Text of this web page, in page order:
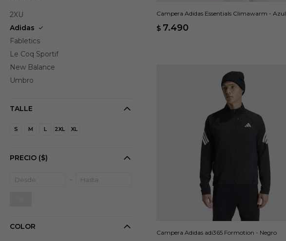
Campera Adidas Essentials Climawarm - Azul
$ 7.490
Campera Adidas adi365 Formotion - Negro
2XU
Adidas
Fabletics
Le Coq Sportif
New Balance
Umbro
TALLE
S M L 2XL XL
PRECIO ($)
COLOR